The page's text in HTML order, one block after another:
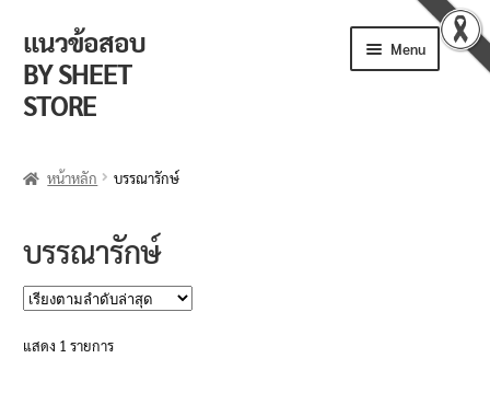
Skip
to
navigation
Skip
to
content
แนวข้อสอบ
BY SHEET
STORE
Menu
วิธีการสั่งซื้อ
แจ้งชำระเงิน
หน้าหลัก บรรณารักษ์
บรรณารักษ์
แสดง 1 รายการ